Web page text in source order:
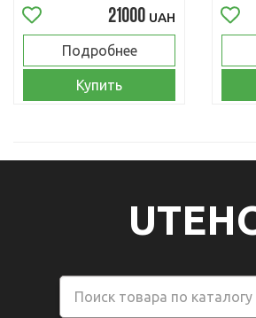
21000 UAH
Подробнее
Купить